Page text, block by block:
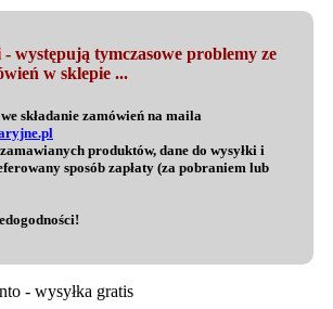
występują tymczasowe problemy ze
w sklepie ...
składanie zamówień na maila
produktów, dane do wysyłki i
sposób zapłaty (za pobraniem lub
- wysyłka gratis